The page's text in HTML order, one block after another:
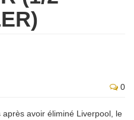
0
avoir éliminé Liverpool, le